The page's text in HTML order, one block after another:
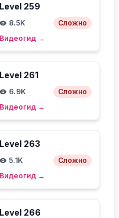
Level 259
8.5K
Сложно
Видеогид →
Level 261
6.9K
Сложно
Видеогид →
Level 263
5.1K
Сложно
Видеогид →
Level 266